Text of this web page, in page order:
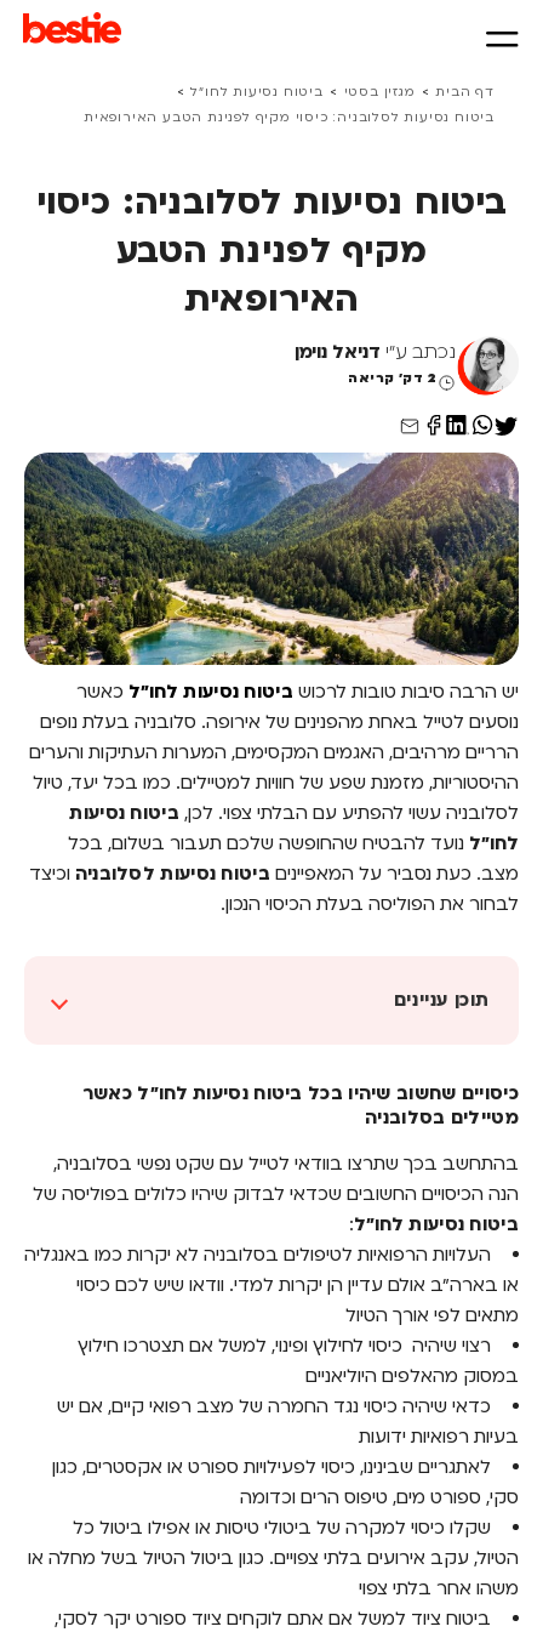
דף הבית > מגזין בסטי > ביטוח נסיעות לחו״ל >
ביטוח נסיעות לסלובניה: כיסוי מקיף לפנינת הטבע האירופאית
ביטוח נסיעות לסלובניה: כיסוי
מקיף לפנינת הטבע
האירופאית
נכתב ע"י דניאל נוימן
2 דק' קריאה
יש הרבה סיבות טובות לרכוש ביטוח נסיעות לחו"ל כאשר
נוסעים לטייל באחת מהפנינים של אירופה. סלובניה בעלת נופים
הרריים מרהיבים, האגמים המקסימים, המערות העתיקות והערים
ההיסטוריות, מזמנת שפע של חוויות למטיילים. כמו בכל יעד, טיול
לסלובניה עשוי להפתיע עם הבלתי צפוי. לכן, ביטוח נסיעות
לחו"ל נועד להבטיח שהחופשה שלכם תעבור בשלום, בכל
מצב. כעת נסביר על המאפיינים ביטוח נסיעות לסלובניה וכיצד
לבחור את הפוליסה בעלת הכיסוי הנכון.
תוכן עניינים
השוואת פוליסות ביטוח נסיעות לחו"ל לסלובניה,
צ'ק ליסט לקראת רכישת ביטוח נסיעות לחו"ל
שאלות ותשובות
האם זקוקים לביטוח נסיעות גם אם יש ברשותכם
כרטיס אשראי בינלאומי?
האם בסלובניה עלויות של טיפול רפואי אינן
זולות?
איך מתמודדים עם מקרה חירום רפואי בסלובניה?
האם ביטוח נסיעות לסלובניה מכסה ביטול בשל
נסיבות חריגות?
כיסויים שחשוב שיהיו בכל ביטוח נסיעות לחו"ל כאשר
מטיילים בסלובניה
בהתחשב בכך שתרצו בוודאי לטייל עם שקט נפשי בסלובניה,
הנה הכיסויים החשובים שכדאי לבדוק שיהיו כלולים בפוליסה של
ביטוח נסיעות לחו"ל:
העלויות הרפואיות לטיפולים בסלובניה לא יקרות כמו באנגליה
או בארה"ב אולם עדיין הן יקרות למדי. וודאו שיש לכם כיסוי
מתאים לפי אורך הטיול
רצוי שיהיה כיסוי לחילוץ ופינוי, למשל אם תצטרכו חילוץ
במסוק מהאלפים היוליאניים
כדאי שיהיה כיסוי נגד החמרה של מצב רפואי קיים, אם יש
בעיות רפואיות ידועות
לאתגריים שבינינו, כיסוי לפעילויות ספורט או אקסטרים, כגון
סקי, ספורט מים, טיפוס הרים וכדומה
שקלו כיסוי למקרה של ביטולי טיסות או אפילו ביטול כל
הטיול, עקב אירועים בלתי צפויים. כגון ביטול הטיול בשל מחלה או
משהו אחר בלתי צפוי
ביטוח ציוד למשל אם אתם לוקחים ציוד ספורט יקר לסקי,